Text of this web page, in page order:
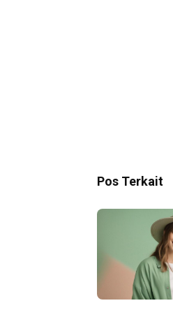
Pos Terkait